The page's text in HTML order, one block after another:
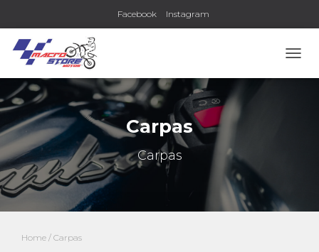
Facebook Instagram
Carpas
Carpas
Home / Carpas